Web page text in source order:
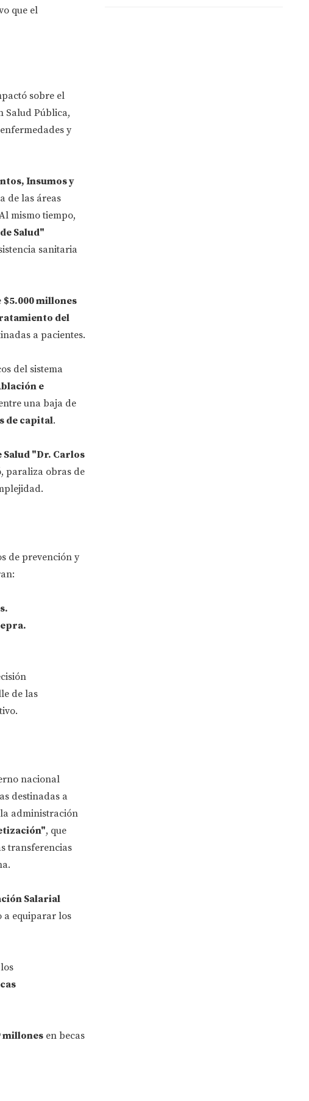
que el
sobre el
Salud Pública,
y
Insumos y
de las áreas
mismo tiempo,
Salud"
sanitaria
$5.000 millones
del
a pacientes.
del sistema
e
una baja de
de capital.
"Dr. Carlos
paraliza obras de
de prevención y
de las
nacional
destinadas a
administración
, que
transferencias
Salarial
a equiparar los
millonesen becas